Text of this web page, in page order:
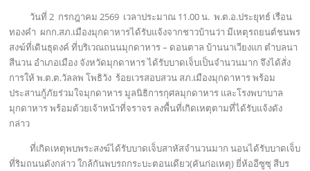
วันที่ 2 กรกฎาคม 2569 เวลาประมาณ 11.00 น. พ.ต.อ.ประยุทธ์ เรือน
ทองคำ ผกก.สภ.เมืองมุกดาหารได้รับแจ้งจากชาวบ้านว่า มีเหตุรถยนต์ชนพร
สงฆ์ที่เดินธุดงค์ ที่บริเวณถนนมุกดาหาร – ดอนตาล บ้านนาเวียงแก ตำบลนา
สีนวน อำเภอเมือง จังหวัดมุกดาหาร ได้รับบาดเจ็บเป็นจำนวนมาก จึงได้สั่ง
การให้ พ.ต.ต.วัลลพ โพธิวัง ร้อยเวรสอบสวน สภ.เมืองมุกดาหาร พร้อม
ประสานกู้ภัยร่วมใจมุกดาหาร มูลนิธิการกุศลมุกดาหาร และโรงพบาบาล
มุกดาหาร พร้อมด้วยเจ้าหน้าที่จราจร ลงพื้นที่เกิดเหตุตามที่ได้รับแจ้งดัง
กล่าว
ที่เกิดเหตุพบพระสงฆ์ได้รับบาดเจ็บสาหัสจำนวนมาก นอนได้รับบาดเจ็บ
ที่ริมถนนดังกล่าว ใกล้กันพบรถกระบะตอนเดียว(คันก่อเหตุ) ยี่ห้ออีซูซุ สีบร